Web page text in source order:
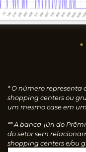
* O número representa
shopping centers ou
um mesmo case em
** A banca-júri do
do setor sem
shopping centers e/ou